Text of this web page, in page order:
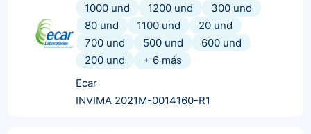
1000 und
1200 und
300 und
80 und
1100 und
20 und
700 und
500 und
600 und
200 und
+ 6 más
Ecar
INVIMA 2021M-0014160-R1